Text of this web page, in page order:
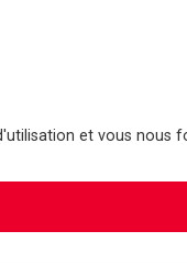
et vous nous